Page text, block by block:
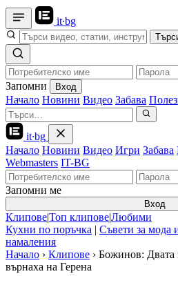
it·bg
Запомни Вход
Начало Новини Видео Забава
it·bg
Начало Новини Видео Игри Забава
Webmasters IT-BG
Запомни ме
Вход
Клипове|Топ клипове|Любими
Кухни по поръчка | Съвети за мода
намаления
Начало › Клипове › Божинов: Двата
върнаха на Герена